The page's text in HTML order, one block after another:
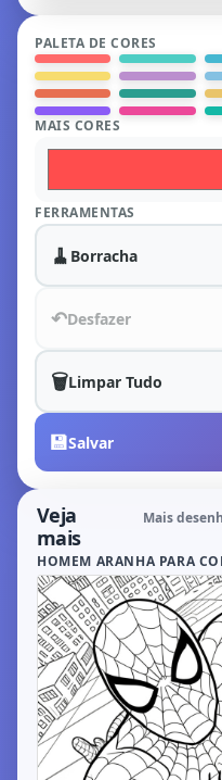
PALETA DE CORES
MAIS CORES
FERRAMENTAS
🧹 Borracha
↶Desfazer
🗑️Limpar Tudo
💾Salvar
Veja
mais
Mais
HOMEM ARANHA PARA